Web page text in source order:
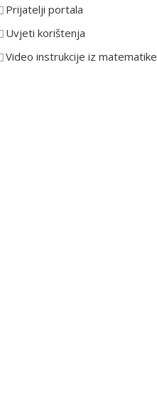
j
e
Prijatelji portala
Uvjeti korištenja
Video instrukcije iz matematike